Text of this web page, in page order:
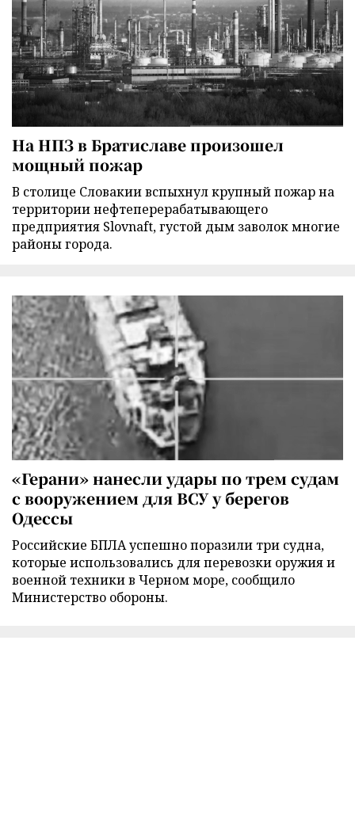
На НПЗ в Братиславе произошел
мощный пожар
В столице Словакии вспыхнул крупный пожар на
территории нефтеперерабатывающего
предприятия Slovnaft, густой дым заволок многие
районы города.
«Герани» нанесли удары по трем судам
с вооружением для ВСУ у берегов
Одессы
Российские БПЛА успешно поразили три судна,
которые использовались для перевозки оружия и
военной техники в Черном море, сообщило
Министерство обороны.